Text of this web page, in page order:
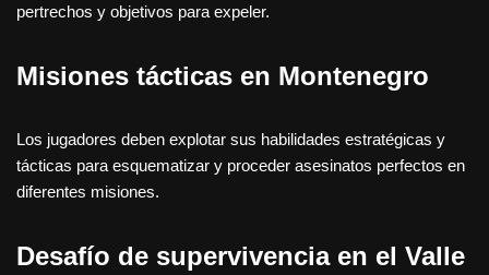
pertrechos y objetivos para expeler.
Misiones tácticas en Montenegro
Los jugadores deben explotar sus habilidades estratégicas y
tácticas para esquematizar y proceder asesinatos perfectos en
diferentes misiones.
Desafío de supervivencia en el Valle